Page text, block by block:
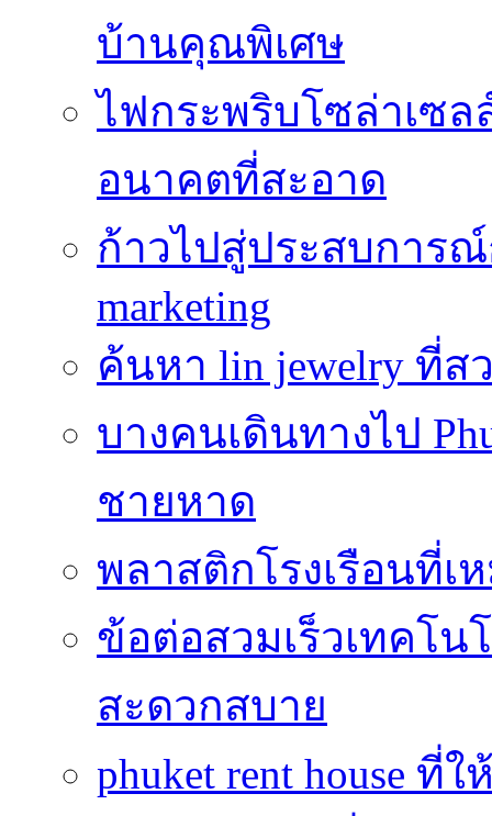
บ้านคุณพิเศษ
ไฟกระพริบโซล่าเซ
อนาคตที่สะอาด
ก้าวไปสู่ประสบการ
marketing
ค้นหา lin jewelry ที่
บางคนเดินทางไป
ชายหาด
พลาสติกโรงเรือนที่เ
ข้อต่อสวมเร็วเทคโน
สะดวกสบาย
phuket rent house